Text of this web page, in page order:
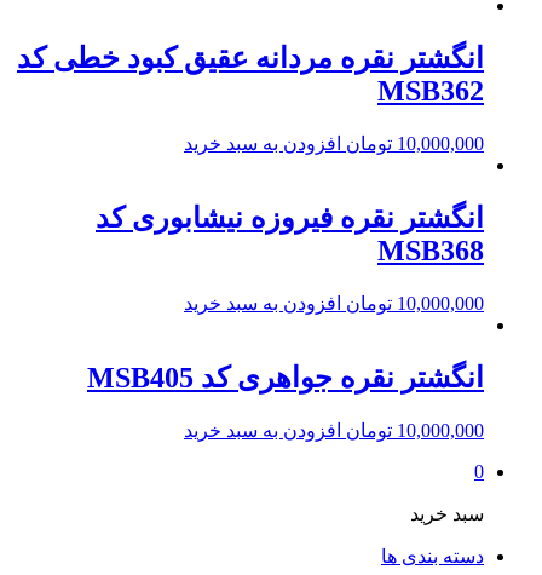
انگشتر نقره مردانه عقیق کبود خطی کد
MSB362
10,000,000 تومان افزودن به سبد خرید
انگشتر نقره فیروزه نیشابوری کد
MSB368
10,000,000 تومان افزودن به سبد خرید
انگشتر نقره جواهری کد MSB405
10,000,000 تومان افزودن به سبد خرید
0
سبد خرید
دسته بندی ها